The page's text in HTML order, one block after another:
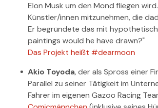
Elon Musk um den Mond fliegen
Künstler/innen mitzunehmen, die
Er begründete das mit
paintings would he have drawn?"
Das Projekt heißt #dearmoon
Akio Toyoda, der als Spross einer
Parallel zu seiner Tätigkeit im
Fahrer im eigenen Gazoo Racing